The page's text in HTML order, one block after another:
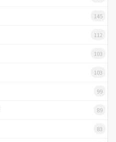
145
112
103
103
99
89
83